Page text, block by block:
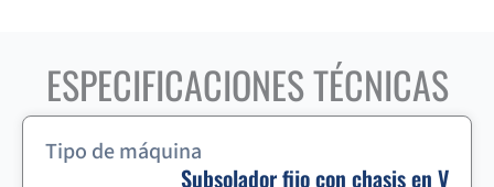
ESPECIFICACIONES TÉCNICAS
Tipo de máquina
Subsolador fijo con chasis en V